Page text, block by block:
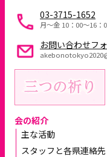
03-3715-1652
月～金 10：00〜16：
お問い合わせフ
会の紹介
主な活動
スタッフと各県連絡先